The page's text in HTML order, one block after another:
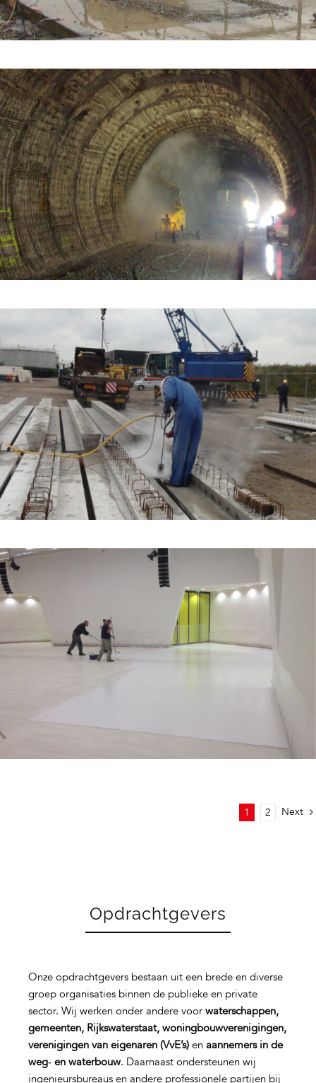
1 2 Next
Opdrachtgevers
Onze opdrachtgevers bestaan uit een brede en diverse
groep organisaties binnen de publieke en private
sector. Wij werken onder andere voor waterschappen,
gemeenten, Rijkswaterstaat, woningbouwverenigingen,
verenigingen van eigenaren (VvE’s)en aannemers in de
weg‑ en waterbouw. Daarnaast ondersteunen wij
ingenieursbureaus en andere professionele partijen bij